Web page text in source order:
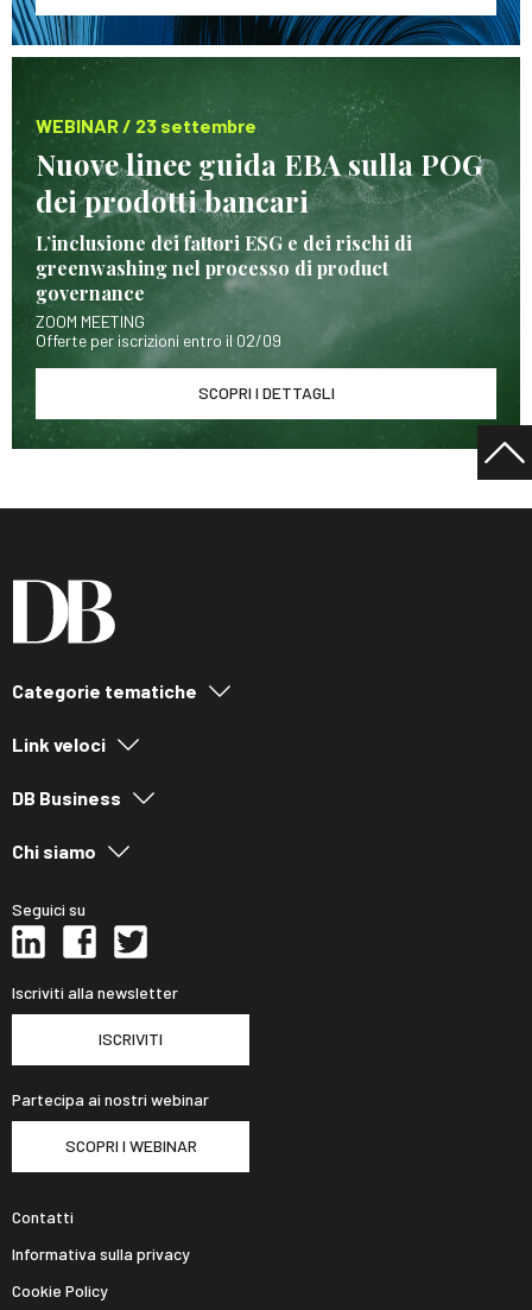
WEBINAR / 23 settembre
Nuove linee guida EBA sulla POG
dei prodotti bancari
L’inclusione dei fattori ESG e dei rischi di
greenwashing nel processo di product
governance
ZOOM MEETING
Offerte per iscrizioni entro il 02/09
SCOPRI I DETTAGLI
Categorie tematiche
Link veloci
DB Business
Chi siamo
Seguici su
Iscriviti alla newsletter
ISCRIVITI
Partecipa ai nostri webinar
SCOPRI I WEBINAR
Contatti
Informativa sulla privacy
Cookie Policy